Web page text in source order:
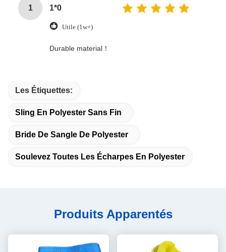
1 1*0
Utile (1w+)
Durable material！
Les Étiquettes:
Sling En Polyester Sans Fin
Bride De Sangle De Polyester
Soulevez Toutes Les Écharpes En Polyester
Produits Apparentés